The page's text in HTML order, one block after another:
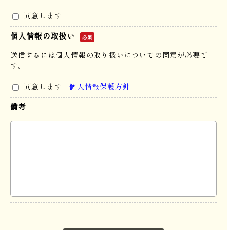
同意します
個人情報の取扱い 必須
送信するには個人情報の取り扱いについての同意が必要で
す。
同意します 個人情報保護方針
備考